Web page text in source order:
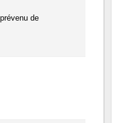
de